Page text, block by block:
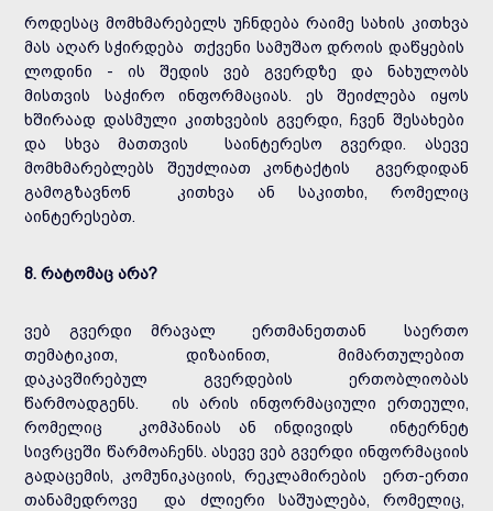
როდესაც მომხმარებელს უჩნდება რაიმე სახის კითხვა
მას აღარ სჭირდება თქვენი სამუშაო დროის დაწყების
ლოდინი - ის შედის ვებ გვერდზე და ნახულობს
მისთვის საჭირო ინფორმაციას. ეს შეიძლება იყოს
ხშირაად დასმული კითხვების გვერდი, ჩვენ შესახები
და სხვა მათთვის საინტერესო გვერდი. ასევე
მომხმარებლებს შეუძლიათ კონტაქტის გვერდიდან
გამოგზავნონ კითხვა ან საკითხი, რომელიც
აინტერესებთ.
8. რატომაც არა?
ვებ გვერდი მრავალ ერთმანეთთან საერთო
თემატიკით, დიზაინით, მიმართულებით
დაკავშირებულ გვერდების ერთობლიობას
წარმოადგენს. ის არის ინფორმაციული ერთეული,
რომელიც კომპანიას ან ინდივიდს ინტერნეტ
სივრცეში წარმოაჩენს. ასევე ვებ გვერდი ინფორმაციის
გადაცემის, კომუნიკაციის, რეკლამირების ერთ-ერთი
თანამედროვე და ძლიერი საშუალება, რომელიც,